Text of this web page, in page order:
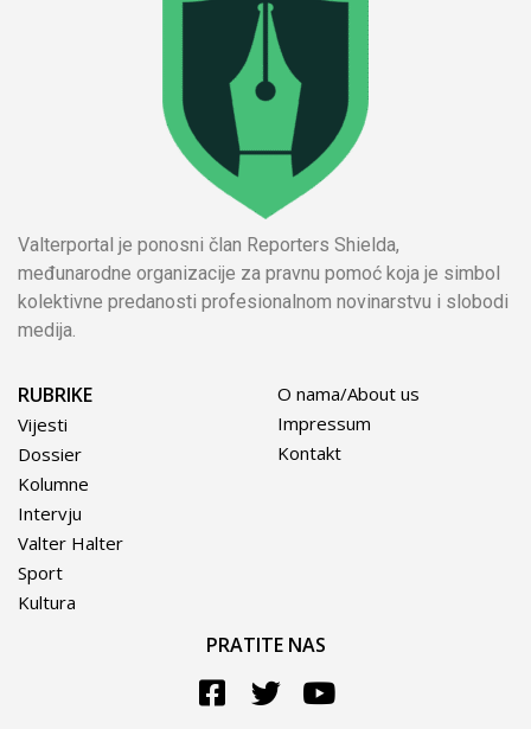
Valterportal je ponosni član Reporters Shielda,
međunarodne organizacije za pravnu pomoć koja je simbol
kolektivne predanosti profesionalnom novinarstvu i slobodi
medija.
RUBRIKE
Vijesti
Dossier
Kolumne
Intervju
Valter Halter
Sport
Kultura
O nama/About us
Impressum
Kontakt
PRATITE NAS